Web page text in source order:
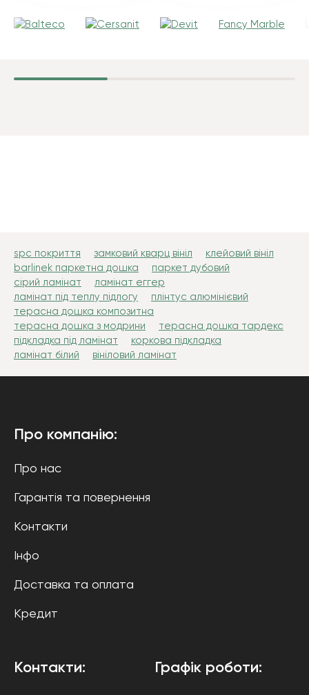
Fancy Marble
spc покриття замковий кварц вініл
клейовий вініл
barlinek паркетна дошка
паркет дубовий
сірий ламінат
ламінат еггер
ламінат під теплу підлогу
плінтус алюмінієвий
терасна дошка композитна
терасна дошка з модрини
терасна дошка тардекс
підкладка під ламінат
коркова підкладка
ламінат білий
вініловий ламінат
Про компанію:
Про нас
Гарантія та повернення
Контакти
Інфо
Доставка та оплата
Кредит
Контакти: Графік роботи: